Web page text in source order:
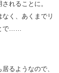
れることに。
く、あくまでリ
で……
るようなので、